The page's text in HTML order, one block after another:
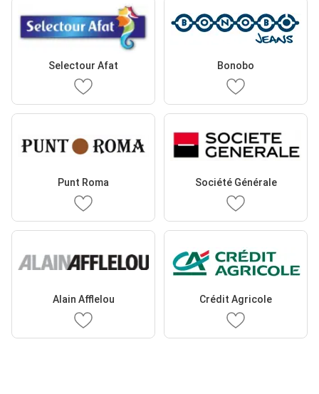
Selectour Afat Bonobo
Punt Roma Société Générale
Alain Afflelou Crédit Agricole